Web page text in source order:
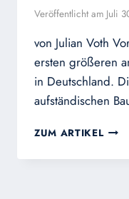
Veröffentlicht am Juli
von Julian Voth
ersten größeren
in Deutschland.
aufständischen
ZUM ARTIKEL WIR
DES